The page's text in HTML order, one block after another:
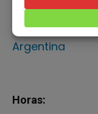
Florida 537
Argentina
Horas: